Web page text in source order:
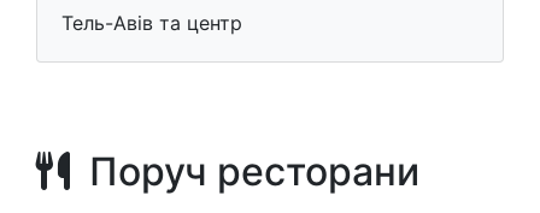
Тель-Авів та центр
Поруч ресторани